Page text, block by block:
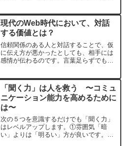
力」とは「情報を正しく伝える」ことだ
けではないのです。
現代のWeb時代において、対話
する価値とは？
信頼関係のある人と対話することで、仮
に伝え方が悪かったとしても、相手には
感情が伝わるのです。言葉足らずでも大
になります。オンラインが当たり前の時
代だからこそ、対話する価値があるので
す。
「聞く力」は人を救う 〜コミュ
ニケーション能力を高めるために
は〜
次の５つを意識するだけでも「聞く力」
はレベルアップします。①雰囲気「暗
い」よりは「明るい」方が良いです。②